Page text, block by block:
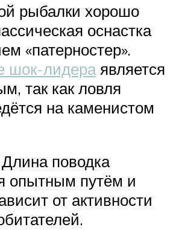
рыбалки хорошо
оснастка
«патерностер».
шок-лидераявляется
так как ловля
на каменистом
поводка
опытным путём и
от активности